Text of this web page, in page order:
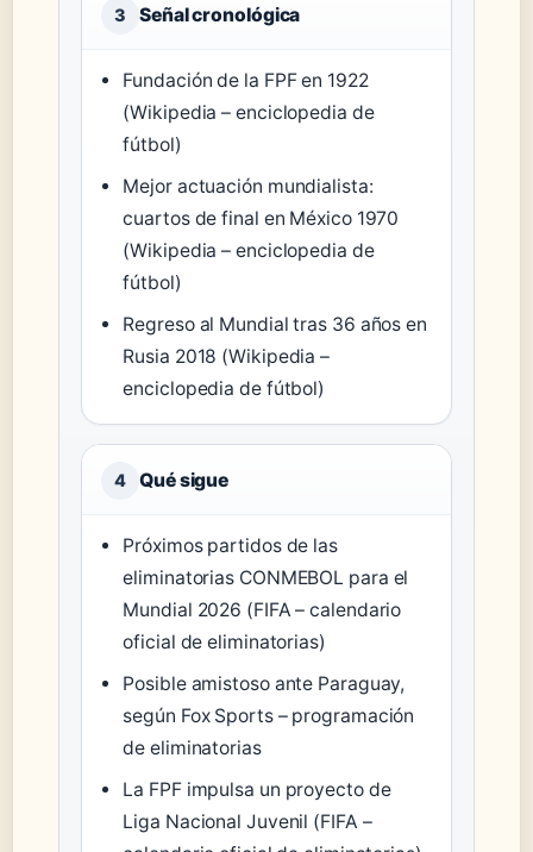
3 Señal cronológica
Fundación de la FPF en 1922
(Wikipedia – enciclopedia de
fútbol)
Mejor actuación mundialista:
cuartos de final en México 1970
(Wikipedia – enciclopedia de
fútbol)
Regreso al Mundial tras 36 años en
Rusia 2018 (Wikipedia –
enciclopedia de fútbol)
4 Qué sigue
Próximos partidos de las
eliminatorias CONMEBOL para el
Mundial 2026 (FIFA – calendario
oficial de eliminatorias)
Posible amistoso ante Paraguay,
según Fox Sports – programación
de eliminatorias
La FPF impulsa un proyecto de
Liga Nacional Juvenil (FIFA –